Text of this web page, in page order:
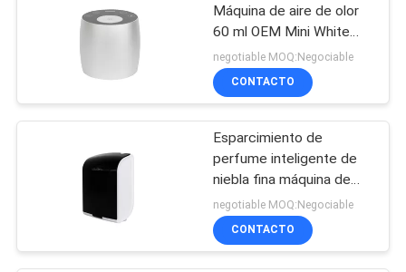
Máquina de aire de olor
60 ml OEM Mini White
Diffuser sin agua
negotiable MOQ:Negociable
CONTACTO
Esparcimiento de
perfume inteligente de
niebla fina máquina de
aire perfumado plástico
Rohs Aroma de
aprobación Fcc
negotiable MOQ:Negociable
CONTACTO